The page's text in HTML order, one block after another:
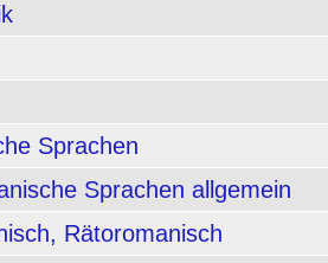
Sprachen
Sprachen allgemein
Rätoromanisch